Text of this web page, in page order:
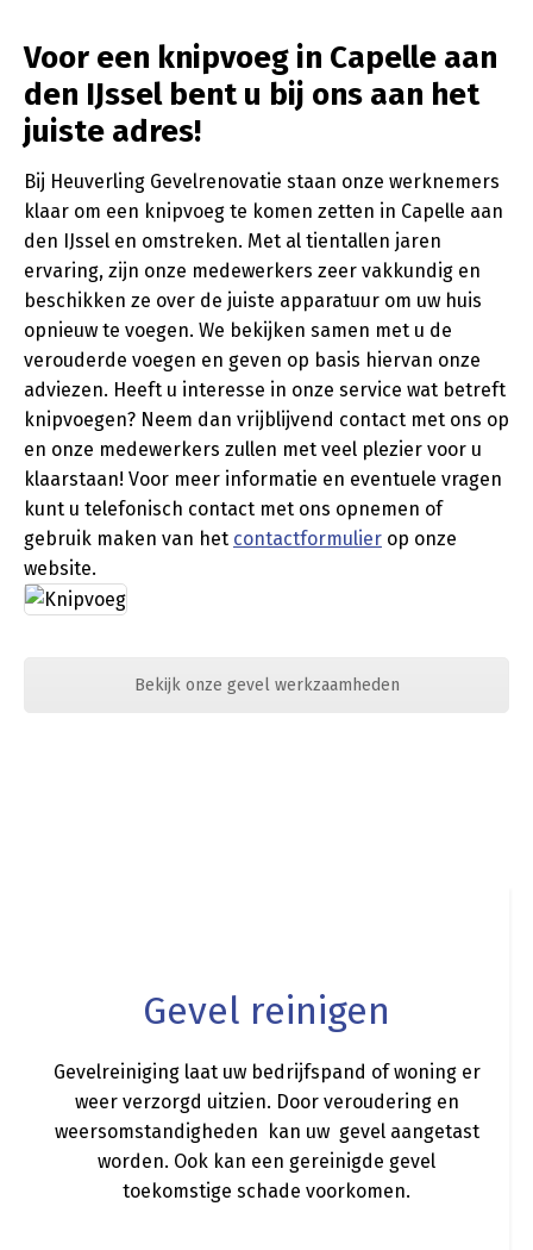
Voor een knipvoeg in Capelle aan
den IJssel bent u bij ons aan het
juiste adres!
Bij Heuverling Gevelrenovatie staan onze werknemers
klaar om een knipvoeg te komen zetten in Capelle aan
den IJssel en omstreken. Met al tientallen jaren
ervaring, zijn onze medewerkers zeer vakkundig en
beschikken ze over de juiste apparatuur om uw huis
opnieuw te voegen. We bekijken samen met u de
verouderde voegen en geven op basis hiervan onze
adviezen. Heeft u interesse in onze service wat betreft
knipvoegen? Neem dan vrijblijvend contact met ons op
en onze medewerkers zullen met veel plezier voor u
klaarstaan! Voor meer informatie en eventuele vragen
kunt u telefonisch contact met ons opnemen of
gebruik maken van het contactformulier op onze
website.
Bekijk onze gevel werkzaamheden
Gevel reinigen
Gevelreiniging laat uw bedrijfspand of woning er
weer verzorgd uitzien. Door veroudering en
weersomstandigheden kan uw gevel aangetast
worden. Ook kan een gereinigde gevel
toekomstige schade voorkomen.